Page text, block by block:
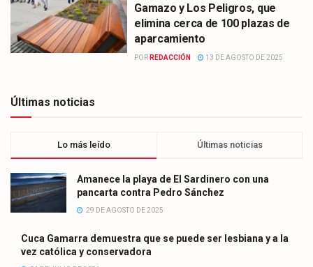
Gamazo y Los Peligros, que
elimina cerca de 100 plazas de
aparcamiento
POR REDACCIÓN 13 DE AGOSTO DE 2025
Últimas noticias
Lo más leído Últimas noticias
Amanece la playa de El Sardinero con una
pancarta contra Pedro Sánchez
29 DE AGOSTO DE 2025
Cuca Gamarra demuestra que se puede ser lesbiana y a la
vez católica y conservadora